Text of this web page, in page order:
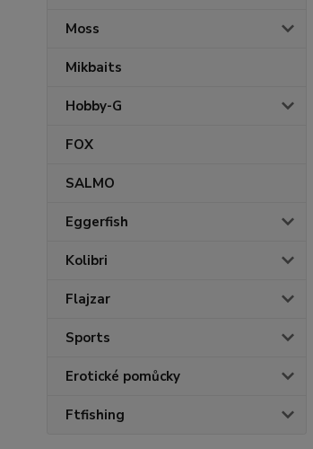
Moss
Mikbaits
Hobby-G
FOX
SALMO
Eggerfish
Kolibri
Flajzar
Sports
Erotické pomůcky
Ftfishing